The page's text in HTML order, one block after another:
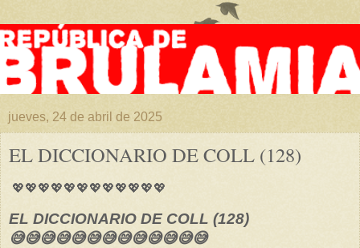
jueves, 24 de abril de 2025
EL DICCIONARIO DE COLL (128)
💖💖💖💖💖💖💖💖💖💖💖💖
EL DICCIONARIO DE COLL (128)
😅😅😅😅😅😅😅😅😅😅😅😅😅